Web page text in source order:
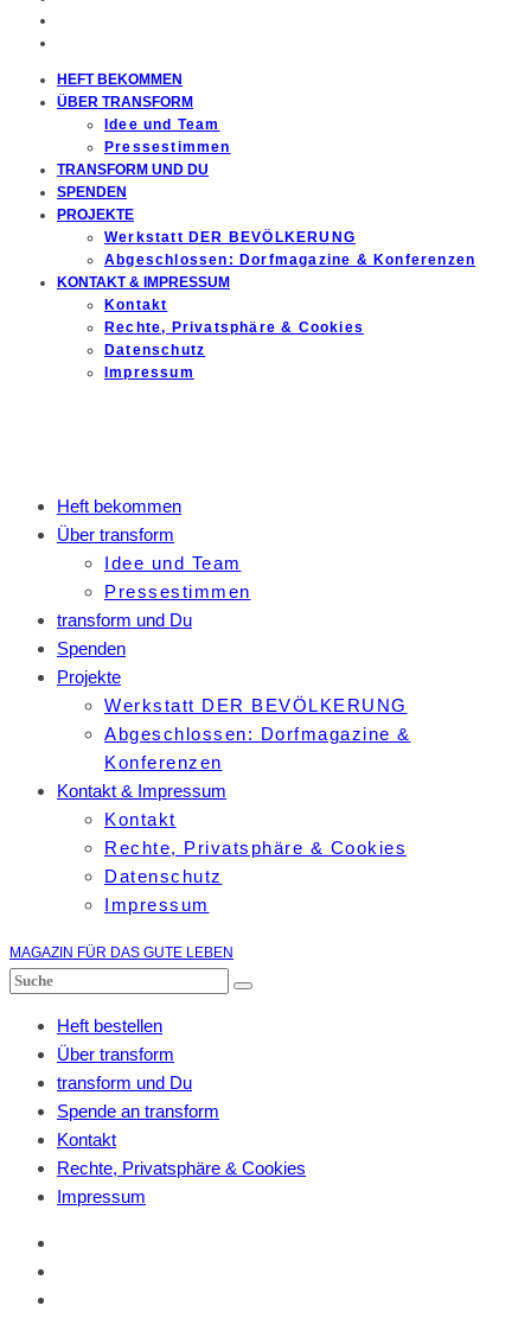
HEFT BEKOMMEN
ÜBER TRANSFORM
Idee und Team
Pressestimmen
TRANSFORM UND DU
SPENDEN
PROJEKTE
Werkstatt DER BEVÖLKERUNG
Abgeschlossen: Dorfmagazine & Konferenzen
KONTAKT & IMPRESSUM
Kontakt
Rechte, Privatsphäre & Cookies
Datenschutz
Impressum
Heft bekommen
Über transform
Idee und Team
Pressestimmen
transform und Du
Spenden
Projekte
Werkstatt DER BEVÖLKERUNG
Abgeschlossen: Dorfmagazine &
Konferenzen
Kontakt & Impressum
Kontakt
Rechte, Privatsphäre & Cookies
Datenschutz
Impressum
MAGAZIN FÜR DAS GUTE LEBEN
Heft bestellen
Über transform
transform und Du
Spende an transform
Kontakt
Rechte, Privatsphäre & Cookies
Impressum